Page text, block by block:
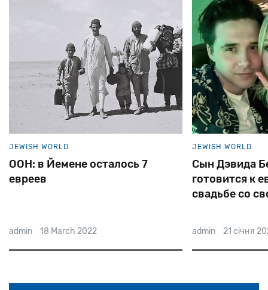
JEWISH WORLD
ООН: в Йемене осталось 7
евреев
admin 18 March 2022
JEWISH WORLD
Сын Дэвида
готовится к
свадьбе со
admin 21 січня